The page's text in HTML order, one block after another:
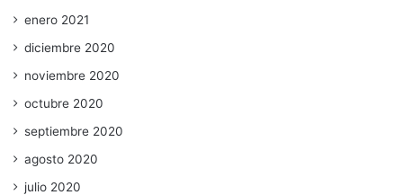
enero 2021
diciembre 2020
noviembre 2020
octubre 2020
septiembre 2020
agosto 2020
julio 2020